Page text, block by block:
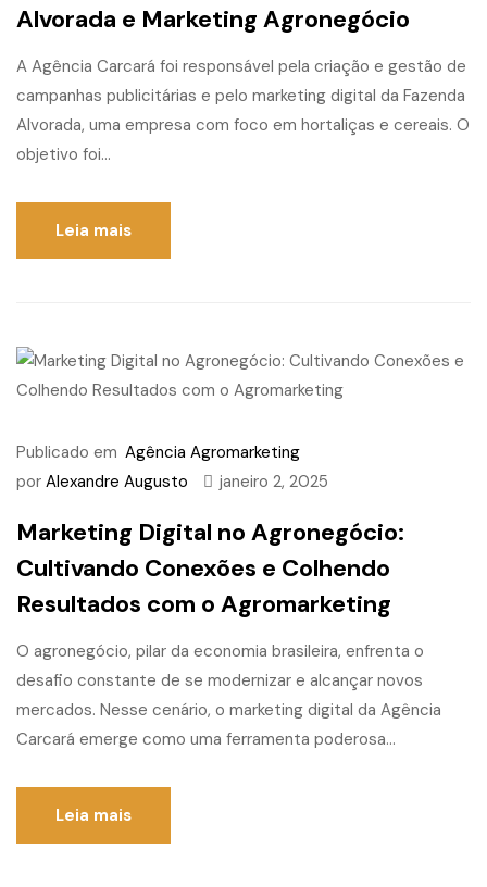
Alvorada e Marketing Agronegócio
A Agência Carcará foi responsável pela criação e gestão de
campanhas publicitárias e pelo marketing digital da Fazenda
Alvorada, uma empresa com foco em hortaliças e cereais. O
objetivo foi...
Leia mais
Publicado em Agência Agromarketing
por Alexandre Augusto janeiro 2, 2025
Marketing Digital no Agronegócio:
Cultivando Conexões e Colhendo
Resultados com o Agromarketing
O agronegócio, pilar da economia brasileira, enfrenta o
desafio constante de se modernizar e alcançar novos
mercados. Nesse cenário, o marketing digital da Agência
Carcará emerge como uma ferramenta poderosa...
Leia mais